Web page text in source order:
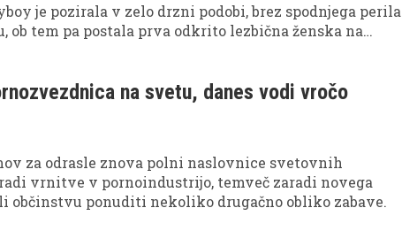
je pozirala v zelo drzni podobi, brez spodnjega perila
ob tem pa postala prva odkrito lezbična ženska na
na svetu, danes vodi vročo
za odrasle znova polni naslovnice svetovnih
vrnitve v pornoindustrijo, temveč zaradi novega
občinstvu ponuditi nekoliko drugačno obliko zabave.